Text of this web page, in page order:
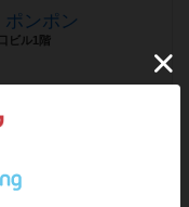
ンポン
ビル1階
店です！ 約６００種類
す♪︎ 高校生以下料金半...